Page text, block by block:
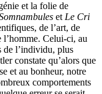
et la folie de
et Le Cri
de l’art, de
Celui-ci, au
de l’individu, plus
constate qu’alors que
et au bonheur, notre
comportements